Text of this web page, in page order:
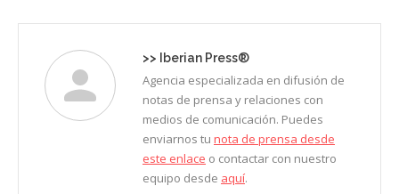
Facebook
X
LinkedInPinterestWhatsApp
>> Iberian Press®
Agencia especializada en difusión de
notas de prensa y relaciones con
medios de comunicación. Puedes
enviarnos tu nota de prensa desde
este enlace o contactar con nuestro
equipo desde aquí.